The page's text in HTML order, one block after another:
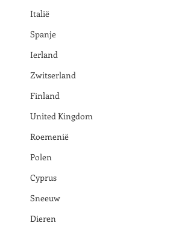
Italië
Spanje
Ierland
Zwitserland
Finland
United Kingdom
Roemenië
Polen
Cyprus
Sneeuw
Dieren